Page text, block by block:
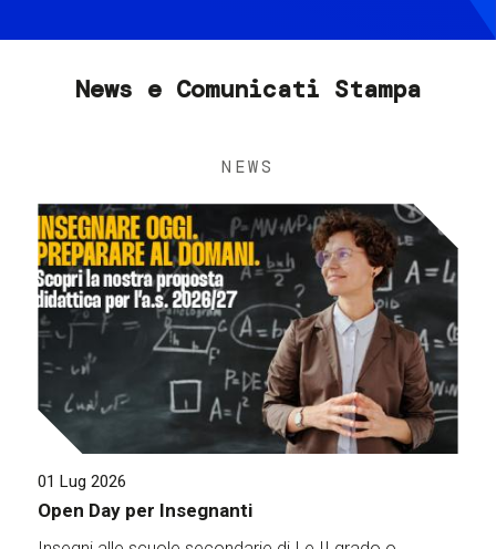
News e Comunicati Stampa
NEWS
01 Lug 2026
Open Day per Insegnanti